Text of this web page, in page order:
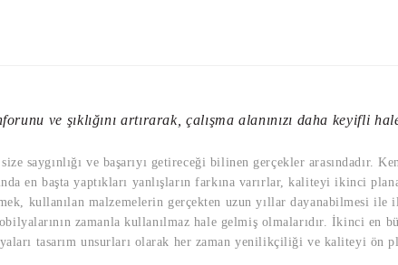
ve şıklığını artırarak, çalışma alanınızı daha keyifli
ve başarıyı getireceği bilinen gerçekler arasındadır.
en başta yaptıkları yanlışların farkına varırlar, kaliteyi ikinci
kullanılan malzemelerin gerçekten uzun yıllar dayanabilmesi
zamanla kullanılmaz hale gelmiş olmalarıdır. İkinci en
tasarım unsurları olarak her zaman yenilikçiliği ve kaliteyi ön